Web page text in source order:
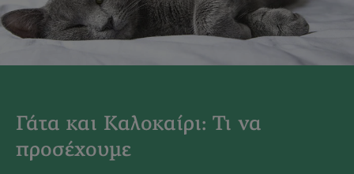
Γάτα και Καλοκαίρι: Τι να
προσέχουμε